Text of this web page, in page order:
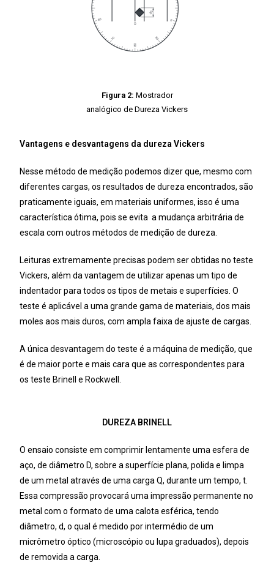
Figura 2: Mostrador
analógico de Dureza Vickers
Vantagens e desvantagens da dureza Vickers
Nesse método de medição podemos dizer que, mesmo com
diferentes cargas, os resultados de dureza encontrados, são
praticamente iguais, em materiais uniformes, isso é uma
característica ótima, pois se evita a mudança arbitrária de
escala com outros métodos de medição de dureza.
Leituras extremamente precisas podem ser obtidas no teste
Vickers, além da vantagem de utilizar apenas um tipo de
indentador para todos os tipos de metais e superfícies. O
teste é aplicável a uma grande gama de materiais, dos mais
moles aos mais duros, com ampla faixa de ajuste de cargas.
A única desvantagem do teste é a máquina de medição, que
é de maior porte e mais cara que as correspondentes para
os teste Brinell e Rockwell.
DUREZA BRINELL
O ensaio consiste em comprimir lentamente uma esfera de
aço, de diâmetro D, sobre a superfície plana, polida e limpa
de um metal através de uma carga Q, durante um tempo, t.
Essa compressão provocará uma impressão permanente no
metal com o formato de uma calota esférica, tendo
diâmetro, d, o qual é medido por intermédio de um
micrômetro óptico (microscópio ou lupa graduados), depois
de removida a carga.